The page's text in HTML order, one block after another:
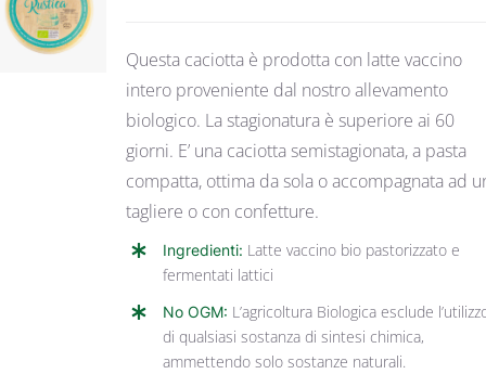
DETTAGLI
Questa caciotta è prodotta con latte vaccino
intero proveniente dal nostro allevamento
biologico. La stagionatura è superiore ai 60
giorni. E’ una caciotta semistagionata, a pasta
compatta, ottima da sola o accompagnata ad
tagliere o con confetture.
Ingredienti: Latte vaccino bio pastorizzato e
fermentati lattici
No OGM: L’agricoltura Biologica esclude
di qualsiasi sostanza di sintesi chimica,
ammettendo solo sostanze naturali.